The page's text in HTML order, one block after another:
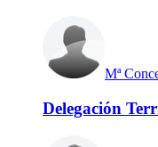
Mª
Delegación